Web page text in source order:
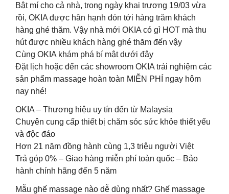
Bật mí cho cả nhà, trong ngày khai trương 19/03 vừa
rồi, OKIA được hân hạnh đón tới hàng trăm khách
hàng ghé thăm. Vậy nhà mới OKIA có gì HOT mà thu
hút được nhiều khách hàng ghé thăm đến vậy
Cùng OKIA khám phá bí mật dưới đây
Đặt lịch hoặc đến các showroom OKIA trải nghiệm các
sản phẩm massage hoàn toàn MIỄN PHÍ ngay hôm
nay nhé!
OKIA – Thương hiệu uy tín đến từ Malaysia
Chuyên cung cấp thiết bị chăm sóc sức khỏe thiết yếu
và độc đáo
Hơn 21 năm đồng hành cùng 1,3 triệu người Việt
Trả góp 0% – Giao hàng miễn phí toàn quốc – Bảo
hành chính hãng đến 5 năm
Mẫu ghế massage nào dễ dùng nhất? Ghế massage